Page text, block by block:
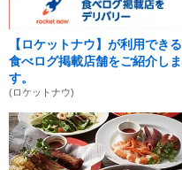
【ロケットナウ】が利用できる
食べログ掲載店舗をご紹介しま
す。
(ロケットナウ)